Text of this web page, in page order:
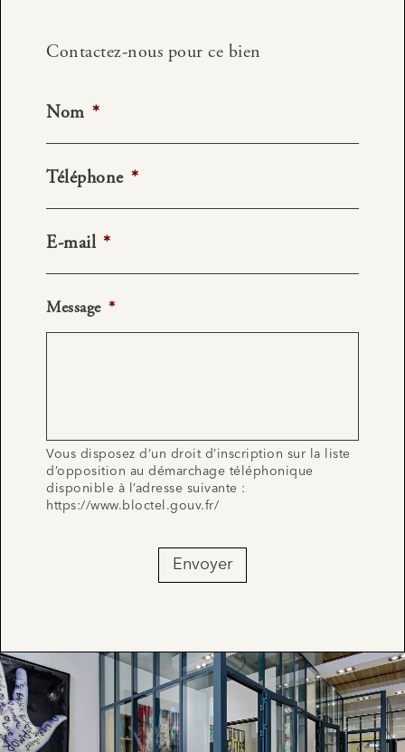
Contactez-nous pour ce bien
Nom *
Téléphone *
E-mail *
Message *
Vous disposez d’un droit d’inscription sur la liste
d’opposition au démarchage téléphonique
disponible à l’adresse suivante :
https://www.bloctel.gouv.fr/
Envoyer